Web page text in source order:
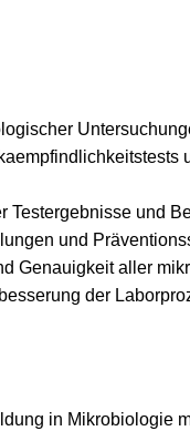
Testergebnisse und
und
Genauigkeit aller
der
in Mikrobiologie